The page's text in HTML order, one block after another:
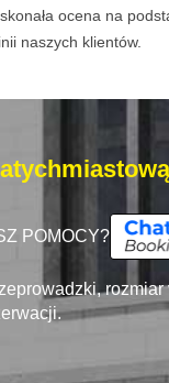
ocena na
naszych klientów.
POMOCY?